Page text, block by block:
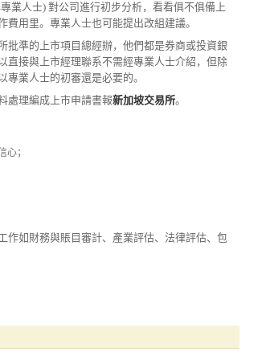
業人士) 對公司進行初步分析，看看俱不俱備上
用里。專業人士也可能提出改組建議。
批準的上市項目總經辦，他們都是券商或投資銀
直接與上市經理聯系不需經專業人士介紹，但除
業人士的初審還是必要的。
處理編成上市申請書報新加坡交易所。
；
作如財務與賬目審計、產業評估、法律評估、包